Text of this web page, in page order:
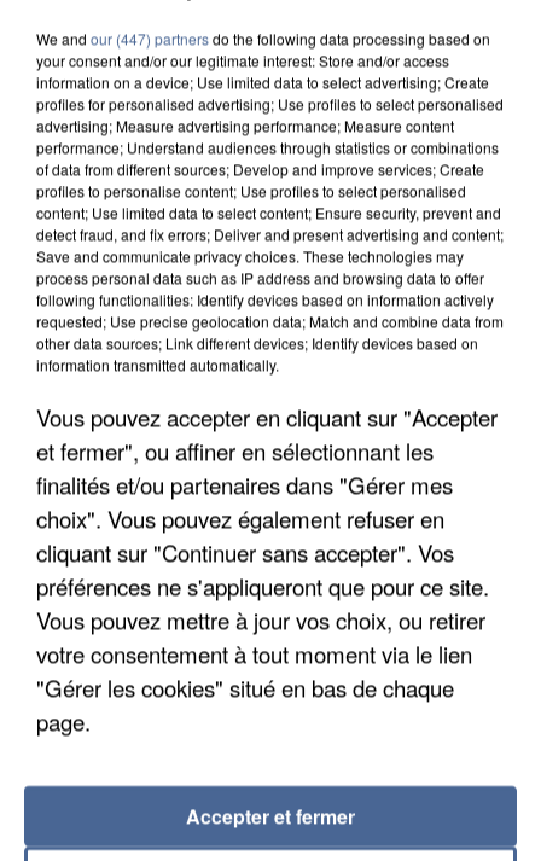
APRÈS TOUTES CES CANICULES, LES REFUGES
DE FAUNE SAUVAGE SONT...
We and our (447) partnersdo the following data processing based on
your consent and/or our legitimate interest: Store and/or access
information on a device; Use limited data to select advertising; Create
profiles for personalised advertising; Use profiles to select personalised
advertising; Measure advertising performance; Measure content
performance; Understand audiences through statistics or combinations
of data from different sources; Develop and improve services; Create
profiles to personalise content; Use profiles to select personalised
content; Use limited data to select content; Ensure security, prevent and
detect fraud, and fix errors; Deliver and present advertising and content;
Save and communicate privacy choices. These technologies may
process personal data such as IP address and browsing data to offer
following functionalities: Identify devices based on information actively
requested; Use precise geolocation data; Match and combine data from
other data sources; Link different devices; Identify devices based on
information transmitted automatically.
Vous pouvez accepter en cliquant sur "Accepter
et fermer", ou affiner en sélectionnant les
finalités et/ou partenaires dans "Gérer mes
choix". Vous pouvez également refuser en
cliquant sur "Continuer sans accepter". Vos
préférences ne s'appliqueront que pour ce site.
Vous pouvez mettre à jour vos choix, ou retirer
votre consentement à tout moment via le lien
"Gérer les cookies" situé en bas de chaque
page.
Accepter et fermer